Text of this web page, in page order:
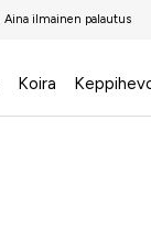
Aina ilmainen palautus
Koira